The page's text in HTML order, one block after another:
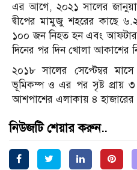
এর আগে, ২০২১ সালের
দ্বীপের মামুজু শহরের কাছে
১০০ জন নিহত হন এবং
দিনের পর দিন খোলা আকাশের
২০১৮ সালের সেপ্টেম্বর
ভূমিকম্প ও এর পর সৃষ্ট প্রায়
আশপাশের এলাকায় ৪ হাজারের
নিউজটি শেয়ার করুন..